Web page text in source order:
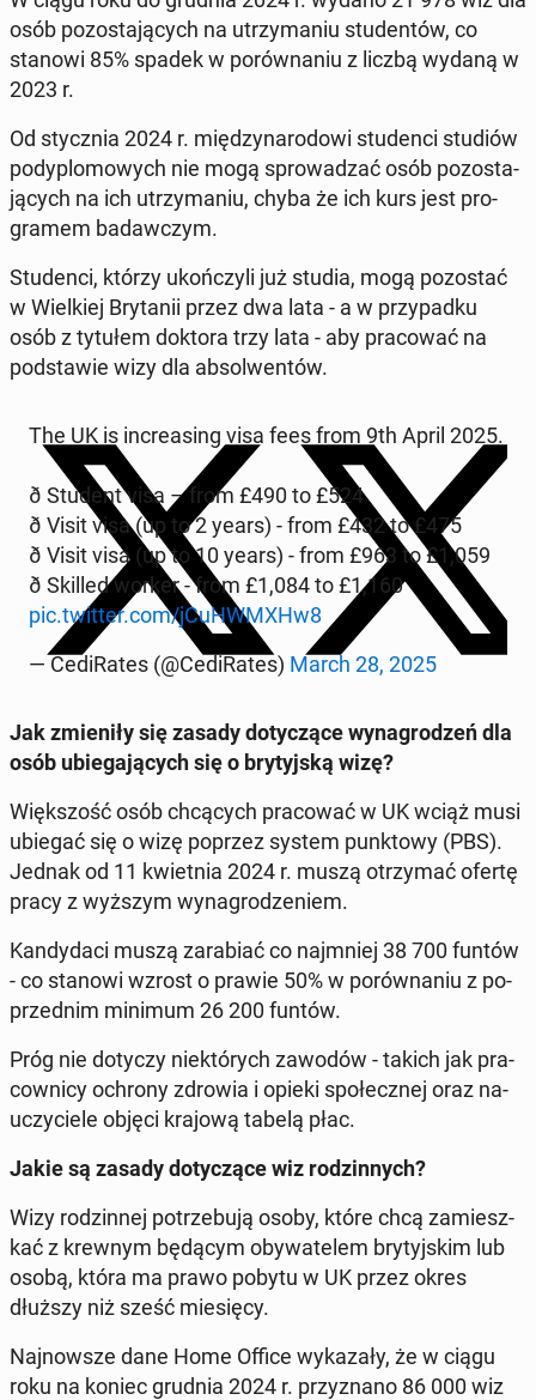
osób po­zo­sta­ją­cych na utrzy­ma­niu stu­den­tów, co
stanowi 85% spadek w po­rów­na­niu z liczbą wydaną w
2023 r.
Od stycz­nia 2024 r. mię­dzy­na­ro­do­wi stu­den­ci studiów
po­dy­plo­mo­wych nie mogą spro­wa­dzać osób po­zo­sta­
ją­cych na ich utrzy­ma­niu, chyba że ich kurs jest pro­
gra­mem ba­daw­czym.
Stu­den­ci, którzy ukoń­czy­li już studia, mogą po­zo­stać
w Wiel­kiej Bry­ta­nii przez dwa lata - a w przy­pad­ku
osób z tytułem doktora trzy lata - aby pra­co­wać na
pod­sta­wie wizy dla ab­sol­wen­tów.
The UK is in­cre­asing visa fees from 9th April 2025.
ð Student visa – from £490 to £524
ð Visit visa (up to 2 years) - from £432 to £475
ð Visit visa (up to 10 years) - from £963 to £1,059
ð Skilled worker - from £1,084 to £1,160
pic.twitter.com/jCuHW­MXHw8
— Ce­di­Ra­tes (@Ce­di­Ra­tes) March 28, 2025
Jak zmie­ni­ły się zasady do­ty­czą­ce wy­na­gro­dzeń dla
osób ubie­ga­ją­cych się o bry­tyj­ską wizę?
Więk­szość osób chcą­cych pra­co­wać w UK wciąż musi
ubiegać się o wizę poprzez system punk­to­wy (PBS).
Jednak od 11 kwiet­nia 2024 r. muszą otrzy­mać ofertę
pracy z wyższym wy­na­gro­dze­niem.
Kan­dy­da­ci muszą za­ra­biać co naj­mniej 38 700 funtów
- co stanowi wzrost o prawie 50% w po­rów­na­niu z po­
przed­nim minimum 26 200 funtów.
Próg nie dotyczy nie­któ­rych zawodów - takich jak pra­
cow­ni­cy ochrony zdrowia i opieki spo­łecz­nej oraz na­
uczy­cie­le objęci krajową tabelą płac.
Jakie są zasady do­ty­czą­ce wiz ro­dzin­nych?
Wizy ro­dzin­nej po­trze­bu­ją osoby, które chcą za­miesz­
kać z krewnym będącym oby­wa­te­lem bry­tyj­skim lub
osobą, która ma prawo pobytu w UK przez okres
dłuższy niż sześć mie­się­cy.
Naj­now­sze dane Home Office wy­ka­za­ły, że w ciągu
roku na koniec grudnia 2024 r. przy­zna­no 86 000 wiz